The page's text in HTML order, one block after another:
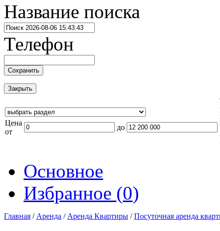
Название поиска
Телефон
Сохранить
Закрыть
Цена
от
до
Основное
Избранное (0)
Главная / Аренда / Аренда Квартиры /Посуточная аренда